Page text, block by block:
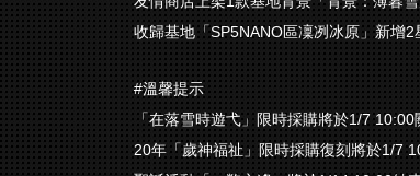
收歸基地「SP5NANO區凜冽冰原」新增2
#溫馨提示
「在落雪時遊弋」限時採購將於1/7
20年「歲神福祉」限時採購復刻將於1/7